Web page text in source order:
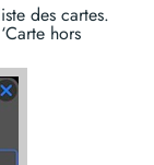
des cartes.
hors